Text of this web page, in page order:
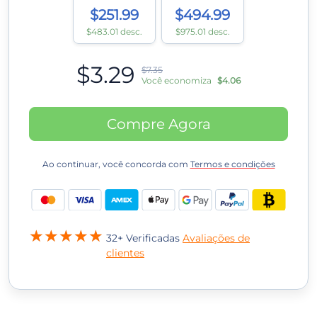
$251.99
$483.01 desc.
$494.99
$975.01 desc.
$3.29
$7.35
Você economiza $4.06
Compre Agora
Ao continuar, você concorda com Termos e condições
32+ Verificadas Avaliações de
clientes